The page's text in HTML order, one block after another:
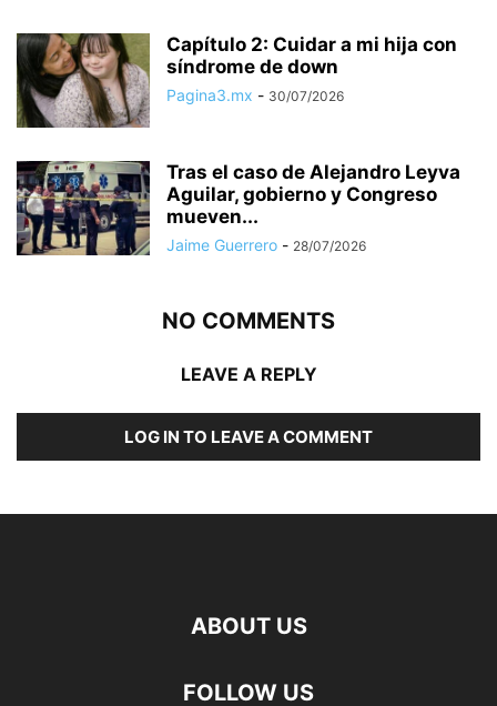
Capítulo 2: Cuidar a mi hija con
síndrome de down
Pagina3.mx - 30/07/2026
Tras el caso de Alejandro Leyva
Aguilar, gobierno y Congreso
mueven...
Jaime Guerrero - 28/07/2026
NO COMMENTS
LEAVE A REPLY
LOG IN TO LEAVE A COMMENT
ABOUT US
FOLLOW US